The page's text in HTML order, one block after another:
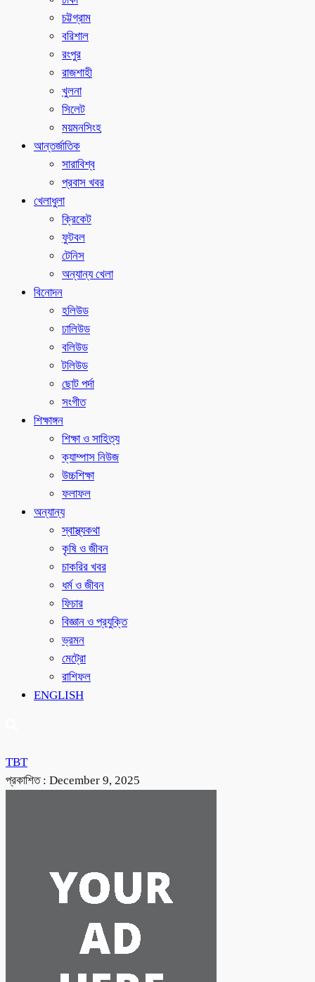
চট্টগ্রাম
বরিশাল
রংপুর
রাজশাহী
খুলনা
সিলেট
ময়মনসিংহ
আন্তর্জাতিক
সারাবিশ্ব
প্রবাস খবর
খেলাধুলা
ক্রিকেট
ফুটবল
টেনিস
অন্যান্য খেলা
বিনোদন
হলিউড
ঢালিউড
বলিউড
টলিউড
ছোট পর্দা
সংগীত
শিক্ষাঙ্গন
শিক্ষা ও সাহিত্য
ক্যাম্পাস নিউজ
উচ্চশিক্ষা
ফলাফল
অন্যান্য
স্বাস্থ্যকথা
কৃষি ও জীবন
চাকরির খবর
ধর্ম ও জীবন
ফিচার
বিজ্ঞান ও প্রযুক্তি
ভ্রমন
মেট্রো
রাশিফল
ENGLISH
TBT
প্রকাশিত : December 9, 2025